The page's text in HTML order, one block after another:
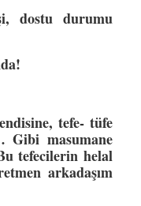
dostu durumu
tefe- tüfe
Gibi masumane
tefecilerin helal
arkadaşım